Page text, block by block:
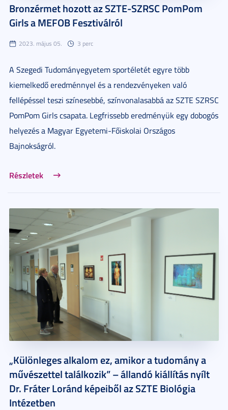
Bronzérmet hozott az SZTE-SZRSC PomPom
Girls a MEFOB Fesztiválról
2023. május 05. 3 perc
A Szegedi Tudományegyetem sportéletét egyre több
kiemelkedő eredménnyel és a rendezvényeken való
fellépéssel teszi színesebbé, színvonalasabbá az SZTE SZRSC
PomPom Girls csapata. Legfrissebb eredményük egy dobogós
helyezés a Magyar Egyetemi-Főiskolai Országos
Bajnokságról.
Részletek
„Különleges alkalom ez, amikor a tudomány a
művészettel találkozik” – állandó kiállítás nyílt
Dr. Fráter Loránd képeiből az SZTE Biológia
Intézetben